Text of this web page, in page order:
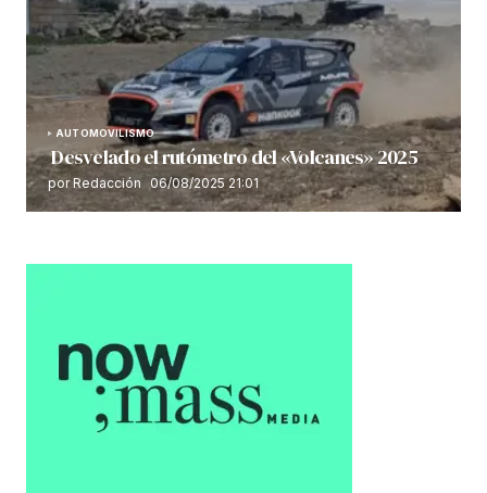
AUTOMOVILISMO
Desvelado el rutómetro del «Volcanes» 2025
por Redacción 06/08/2025 21:01